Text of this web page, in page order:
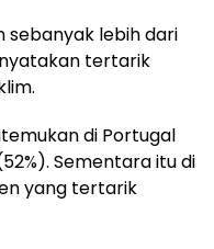
sebanyak lebih dari
tertarik
di Portugal
Sementara itu di
yang tertarik